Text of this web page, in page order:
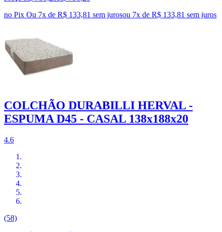
no Pix Ou 7x de R$ 133,81 sem jurosou 7x de R$ 133,81 sem juros
COLCHÃO DURABILLI HERVAL -
ESPUMA D45 - CASAL 138x188x20
4.6
(58)